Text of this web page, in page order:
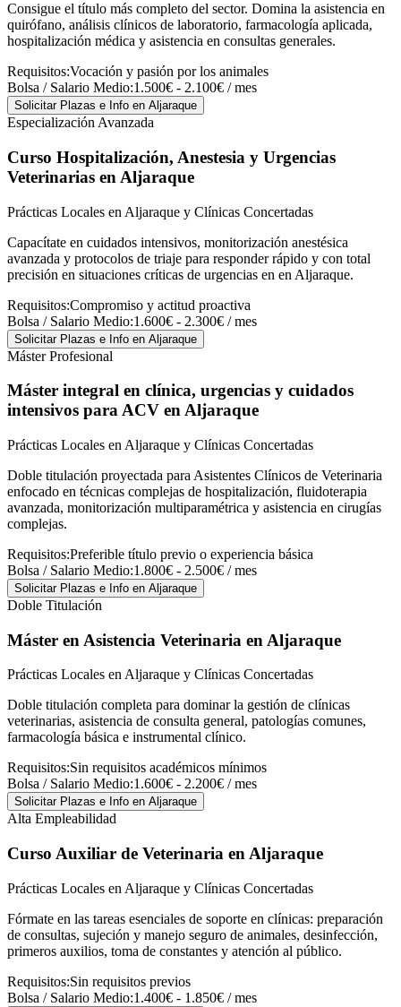
Consigue el título más completo del sector. Domina la asistencia en
quirófano, análisis clínicos de laboratorio, farmacología aplicada,
hospitalización médica y asistencia en consultas generales.
Requisitos:Vocación y pasión por los animales
Bolsa / Salario Medio:1.500€ - 2.100€ / mes
Solicitar Plazas e Info en Aljaraque
Especialización Avanzada
Curso Hospitalización, Anestesia y Urgencias
Veterinarias en Aljaraque
Prácticas Locales en Aljaraque y Clínicas Concertadas
Capacítate en cuidados intensivos, monitorización anestésica
avanzada y protocolos de triaje para responder rápido y con total
precisión en situaciones críticas de urgencias en en Aljaraque.
Requisitos:Compromiso y actitud proactiva
Bolsa / Salario Medio:1.600€ - 2.300€ / mes
Solicitar Plazas e Info en Aljaraque
Máster Profesional
Máster integral en clínica, urgencias y cuidados
intensivos para ACV en Aljaraque
Prácticas Locales en Aljaraque y Clínicas Concertadas
Doble titulación proyectada para Asistentes Clínicos de Veterinaria
enfocado en técnicas complejas de hospitalización, fluidoterapia
avanzada, monitorización multiparamétrica y asistencia en cirugías
complejas.
Requisitos:Preferible título previo o experiencia básica
Bolsa / Salario Medio:1.800€ - 2.500€ / mes
Solicitar Plazas e Info en Aljaraque
Doble Titulación
Máster en Asistencia Veterinaria en Aljaraque
Prácticas Locales en Aljaraque y Clínicas Concertadas
Doble titulación completa para dominar la gestión de clínicas
veterinarias, asistencia de consulta general, patologías comunes,
farmacología básica e instrumental clínico.
Requisitos:Sin requisitos académicos mínimos
Bolsa / Salario Medio:1.600€ - 2.200€ / mes
Solicitar Plazas e Info en Aljaraque
Alta Empleabilidad
Curso Auxiliar de Veterinaria en Aljaraque
Prácticas Locales en Aljaraque y Clínicas Concertadas
Fórmate en las tareas esenciales de soporte en clínicas: preparación
de consultas, sujeción y manejo seguro de animales, desinfección,
primeros auxilios, toma de constantes y atención al público.
Requisitos:Sin requisitos previos
Bolsa / Salario Medio:1.400€ - 1.850€ / mes